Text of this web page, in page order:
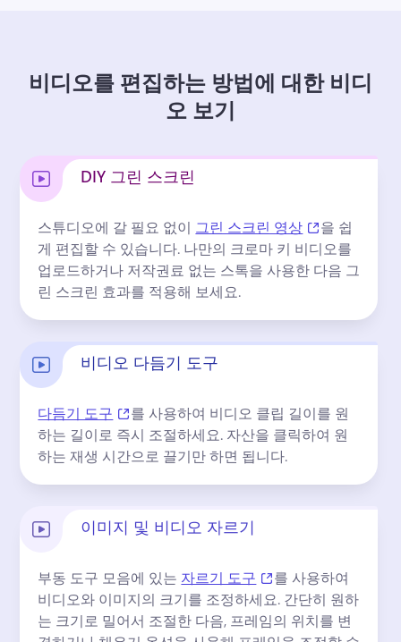
비디오를 편집하는 방법에 대한 비디
오 보기
DIY 그린 스크린
스튜디오에 갈 필요 없이 그린 스크린 영상 (opens in a
을 쉽
게 편집할 수 있습니다. 나만의 크로마 키 비디오를
업로드하거나 저작권료 없는 스톡을 사용한 다음 그
린 스크린 효과를 적용해 보세요.
비디오 다듬기 도구
다듬기 도구 (opens in a new tab)
를 사용하여 비디오 클립 길이를 원
하는 길이로 즉시 조절하세요. 자산을 클릭하여 원
하는 재생 시간으로 끌기만 하면 됩니다.
이미지 및 비디오 자르기
부동 도구 모음에 있는 자르기 도구 (opens in a new tab)
를 사용하여
비디오와 이미지의 크기를 조정하세요. 간단히 원하
는 크기로 밀어서 조절한 다음, 프레임의 위치를 ​​변